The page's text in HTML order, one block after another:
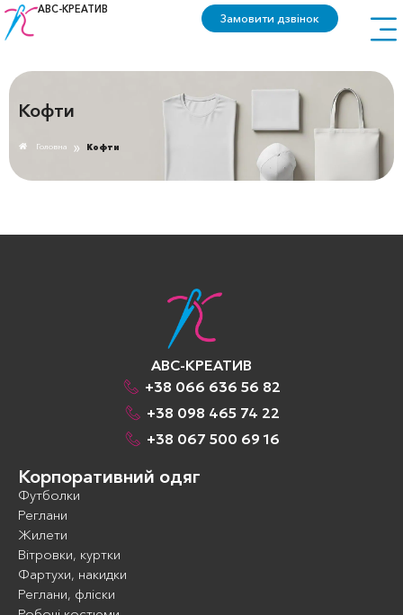
АВС-КРЕАТИВ
Замовити дзвінок
Кофти
Головна » Кофти
АВС-КРЕАТИВ
+38 066 636 56 82
+38 098 465 74 22
+38 067 500 69 16
Корпоративний одяг
Футболки
Реглани
Жилети
Вітровки, куртки
Фартухи, накидки
Реглани, фліски